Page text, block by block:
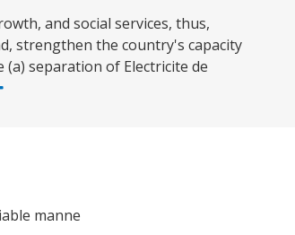
and social services, thus,
strengthen the country's capacity
separation of Electricite de
manne